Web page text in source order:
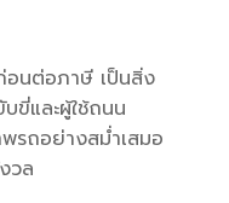
อนต่อภาษี เป็นสิ่ง
ขี่และผู้ใช้ถนน
รถอย่างสม่ำเสมอ
วล